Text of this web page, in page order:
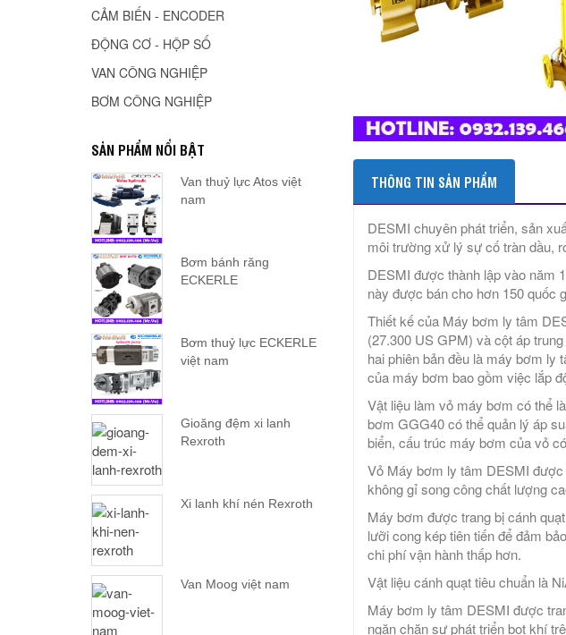
THÔNG TIN SẢN PHẨM
DESMI chuyên phát triển, sản
môi trường xử lý sự cố tràn dầu,
DESMI được thành lập vào năm
này được bán cho hơn 150 quốc
Thiết kế của Máy bơm ly tâm
(27.300 US GPM) và cột áp
hai phiên bản đều là máy bơm ly
của máy bơm bao gồm việc lắp
Vật liệu làm vỏ máy bơm có thể
bơm GGG40 có thể quản lý áp
biển, cấu trúc máy bơm của vỏ
Vỏ Máy bơm ly tâm DESMI được
không gỉ song công chất lượng
Máy bơm được trang bị cánh
lưỡi cong kép tiên tiến để đảm
chi phí vận hành thấp hơn.
Vật liệu cánh quạt tiêu chuẩn là
Máy bơm ly tâm DESMI được
ngăn chặn sự phát triển bọt khí
CẢM BIẾN - ENCODER
ĐỘNG CƠ - HỘP SỐ
VAN CÔNG NGHIỆP
BƠM CÔNG NGHIỆP
SẢN PHẨM NỔI BẬT
Van thuỷ lực Atos việt
nam
Bơm bánh răng
ECKERLE
Bơm thuỷ lực ECKERLE
việt nam
Gioăng đệm xi lanh
Rexroth
Xi lanh khí nén Rexroth
Van Moog việt nam